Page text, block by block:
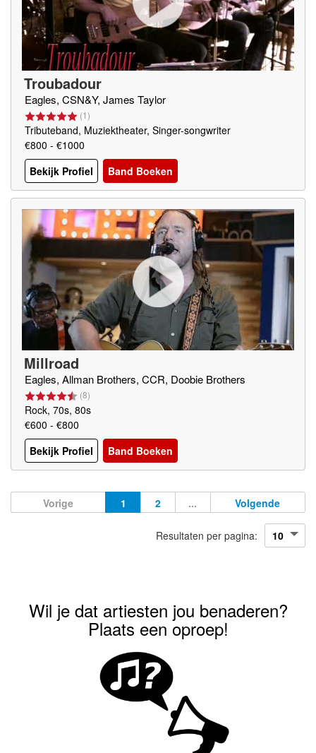
Troubadour
Eagles, CSN&Y, James Taylor
(1)
Tributeband, Muziektheater, Singer-songwriter
€800 - €1000
Bekijk Profiel
Band Boeken
Millroad
Eagles, Allman Brothers, CCR, Doobie Brothers
(8)
Rock, 70s, 80s
€600 - €800
Bekijk Profiel
Band Boeken
Vorige 1 2 ... Volgende
Resultaten per pagina:
Wil je dat artiesten jou benaderen?
Plaats een oproep!